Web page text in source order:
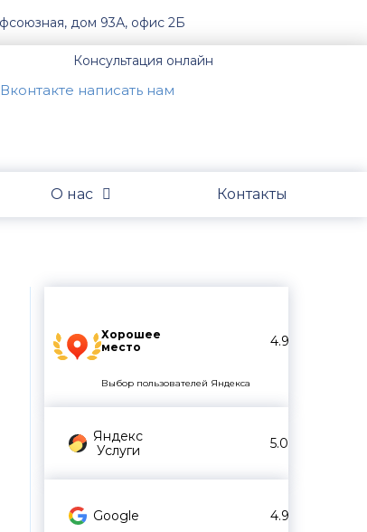
дом 93А, офис 2Б
Консультация онлайн
О нас Контакты
Хорошее
место
4.9
Выбор пользователей Яндекса
Яндекс
Услуги
5.0
Google 4.9